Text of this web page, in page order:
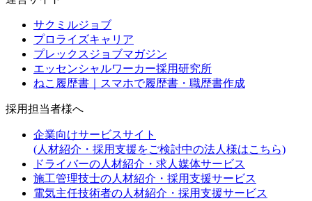
サクミルジョブ
プロライズキャリア
プレックスジョブマガジン
エッセンシャルワーカー採用研究所
ねこ履歴書｜スマホで履歴書・職歴書作成
採用担当者様へ
企業向けサービスサイト
(人材紹介・採用支援をご検討中の法人様はこちら)
ドライバーの人材紹介・求人媒体サービス
施工管理技士の人材紹介・採用支援サービス
電気主任技術者の人材紹介・採用支援サービス